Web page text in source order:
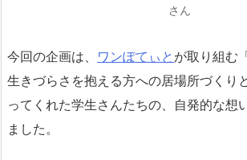
さん
今回の企画は、 ワンぽてぃとが取り組む
生きづらさを抱える方への居場所づくり
ってくれた学生さんたちの、自発的な想
ました。